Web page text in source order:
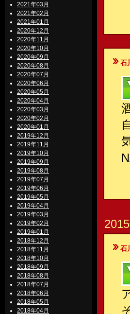
2021年03月
2021年02月
2021年01月
2020年12月
2020年11月
2020年10月
2020年09月
2020年08月
2020年07月
2020年06月
2020年05月
2020年04月
2020年03月
2020年02月
2020年01月
2019年12月
2019年11月
2019年10月
2019年09月
2019年08月
2019年07月
2019年06月
2019年05月
2019年04月
2019年03月
2019年02月
2019年01月
2018年12月
2018年11月
2018年10月
2018年09月
2018年08月
2018年07月
2018年06月
2018年05月
2018年04月
石川
石川